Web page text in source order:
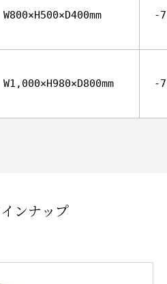
W800×H500×D400mm -
W1,000×H980×D800mm -
ンナップ